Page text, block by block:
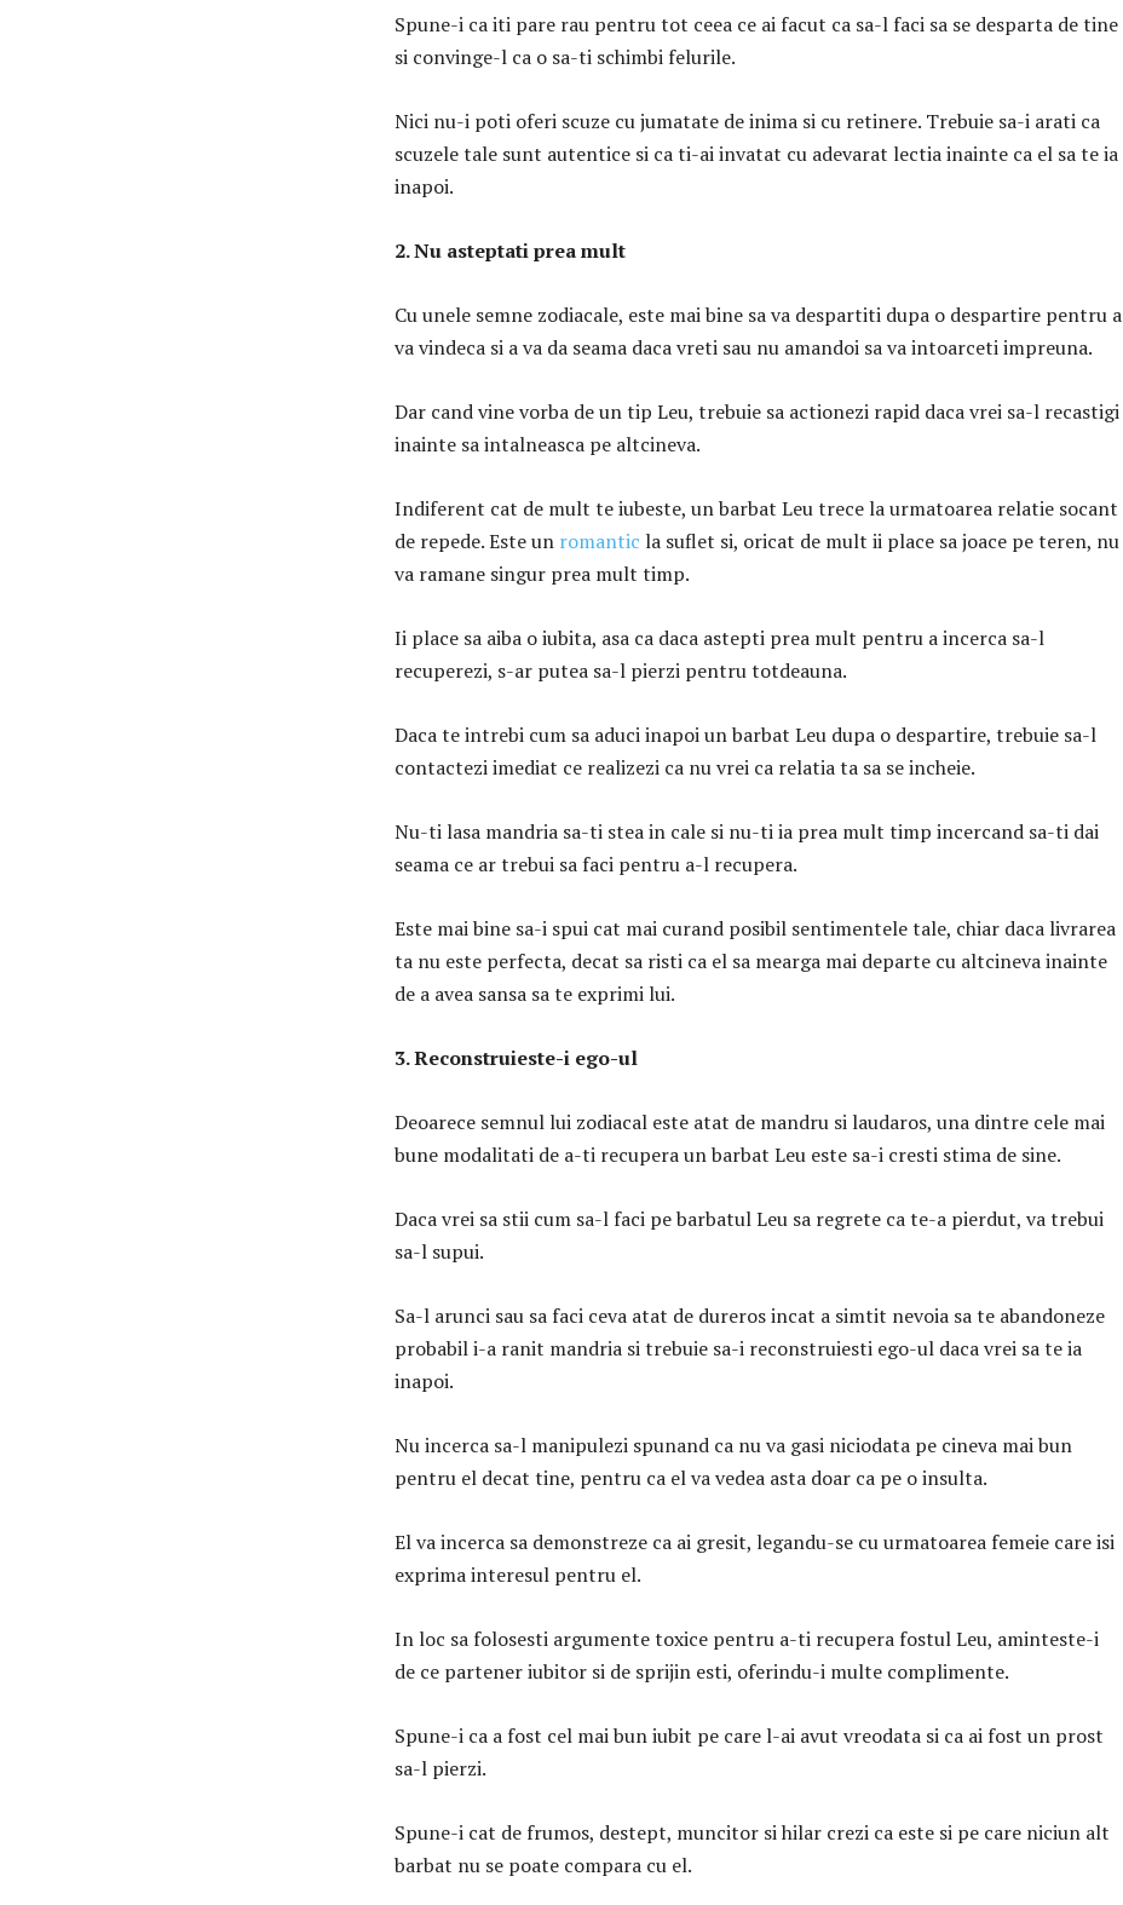
Spune-i ca iti pare rau pentru tot ceea ce ai facut ca sa-l faci sa se desparta de tine
si convinge-l ca o sa-ti schimbi felurile.
Nici nu-i poti oferi scuze cu jumatate de inima si cu retinere. Trebuie sa-i arati ca
scuzele tale sunt autentice si ca ti-ai invatat cu adevarat lectia inainte ca el sa te ia
inapoi.
2. Nu asteptati prea mult
Cu unele semne zodiacale, este mai bine sa va despartiti dupa o despartire pentru a
va vindeca si a va da seama daca vreti sau nu amandoi sa va intoarceti impreuna.
Dar cand vine vorba de un tip Leu, trebuie sa actionezi rapid daca vrei sa-l recastigi
inainte sa intalneasca pe altcineva.
Indiferent cat de mult te iubeste, un barbat Leu trece la urmatoarea relatie socant
de repede. Este un romantic la suflet si, oricat de mult ii place sa joace pe teren, nu
va ramane singur prea mult timp.
Ii place sa aiba o iubita, asa ca daca astepti prea mult pentru a incerca sa-l
recuperezi, s-ar putea sa-l pierzi pentru totdeauna.
Daca te intrebi cum sa aduci inapoi un barbat Leu dupa o despartire, trebuie sa-l
contactezi imediat ce realizezi ca nu vrei ca relatia ta sa se incheie.
Nu-ti lasa mandria sa-ti stea in cale si nu-ti ia prea mult timp incercand sa-ti dai
seama ce ar trebui sa faci pentru a-l recupera.
Este mai bine sa-i spui cat mai curand posibil sentimentele tale, chiar daca livrarea
ta nu este perfecta, decat sa risti ca el sa mearga mai departe cu altcineva inainte
de a avea sansa sa te exprimi lui.
3. Reconstruieste-i ego-ul
Deoarece semnul lui zodiacal este atat de mandru si laudaros, una dintre cele mai
bune modalitati de a-ti recupera un barbat Leu este sa-i cresti stima de sine.
Daca vrei sa stii cum sa-l faci pe barbatul Leu sa regrete ca te-a pierdut, va trebui
sa-l supui.
Sa-l arunci sau sa faci ceva atat de dureros incat a simtit nevoia sa te abandoneze
probabil i-a ranit mandria si trebuie sa-i reconstruiesti ego-ul daca vrei sa te ia
inapoi.
Nu incerca sa-l manipulezi spunand ca nu va gasi niciodata pe cineva mai bun
pentru el decat tine, pentru ca el va vedea asta doar ca pe o insulta.
El va incerca sa demonstreze ca ai gresit, legandu-se cu urmatoarea femeie care isi
exprima interesul pentru el.
In loc sa folosesti argumente toxice pentru a-ti recupera fostul Leu, aminteste-i
de ce partener iubitor si de sprijin esti, oferindu-i multe complimente.
Spune-i ca a fost cel mai bun iubit pe care l-ai avut vreodata si ca ai fost un prost
sa-l pierzi.
Spune-i cat de frumos, destept, muncitor si hilar crezi ca este si pe care niciun alt
barbat nu se poate compara cu el.